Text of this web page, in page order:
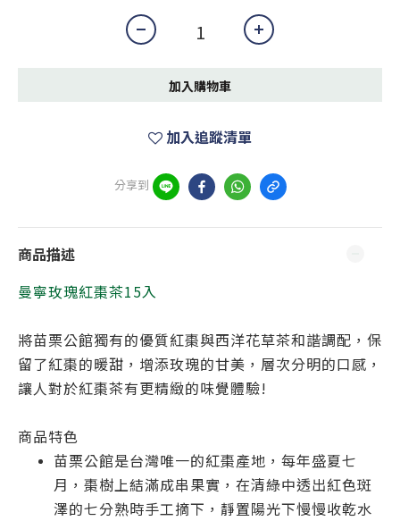
加入購物車
加入追蹤清單
分享到
商品描述
曼寧玫瑰紅棗茶15入
將苗栗公館獨有的優質紅棗與西洋花草茶和諧調配，保
留了紅棗的暖甜，增添玫瑰的甘美，層次分明的口感，
讓人對於紅棗茶有更精緻的味覺體驗!
商品特色
苗栗公館是台灣唯一的紅棗產地，每年盛夏七
月，棗樹上結滿成串果實，在清綠中透出紅色斑
澤的七分熟時手工摘下，靜置陽光下慢慢收乾水